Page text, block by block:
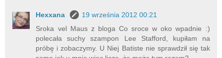
Hexxana
19 września 2012 00:21
Sroka vel Maus z bloga Co sroce w oko wpadnie :)
polecała suchy szampon Lee Stafford, kupiłam na
próbę i zobaczymy. U Niej Batiste nie sprawdził się tak